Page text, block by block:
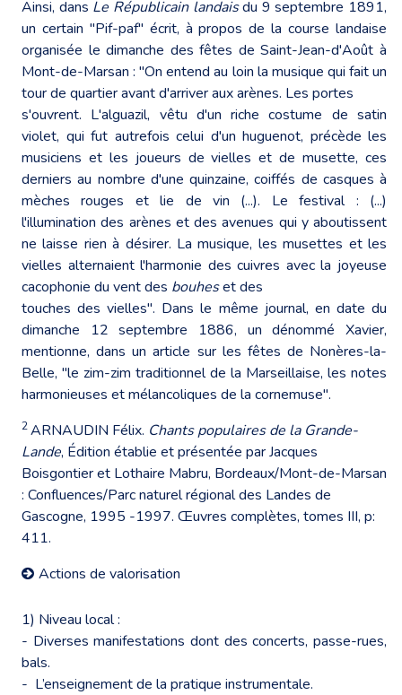
Ainsi, dans Le Républicain landaisdu 9 septembre 1891,
un certain "Pif-paf" écrit, à propos de la course landaise
organisée le dimanche des fêtes de Saint-Jean-d'Août à
Mont-de-Marsan : "On entend au loin la musique qui fait un
tour de quartier avant d'arriver aux arènes. Les portes
s'ouvrent. L'alguazil, vêtu d'un riche costume de satin
violet, qui fut autrefois celui d'un huguenot, précède les
musiciens et les joueurs de vielles et de musette, ces
derniers au nombre d'une quinzaine, coiffés de casques à
mèches rouges et lie de vin (...). Le festival : (...)
l'illumination des arènes et des avenues qui y aboutissent
ne laisse rien à désirer. La musique, les musettes et les
vielles alternaient l'harmonie des cuivres avec la joyeuse
cacophonie du vent des bouheset des
touches des vielles". Dans le même journal, en date du
dimanche 12 septembre 1886, un dénommé Xavier,
mentionne, dans un article sur les fêtes de Nonères-la-
Belle, "le zim-zim traditionnel de la Marseillaise, les notes
harmonieuses et mélancoliques de la cornemuse".
2ARNAUDIN Félix. Chants populaires de la Grande-
Lande, Édition établie et présentée par Jacques
Boisgontier et Lothaire Mabru, Bordeaux/Mont-de-Marsan
: Confluences/Parc naturel régional des Landes de
Gascogne, 1995 -1997. Œuvres complètes, tomes III, p:
411.
Actions de valorisation
1) Niveau local :
- Diverses manifestations dont des concerts, passe-rues,
bals.
- L’enseignement de la pratique instrumentale.